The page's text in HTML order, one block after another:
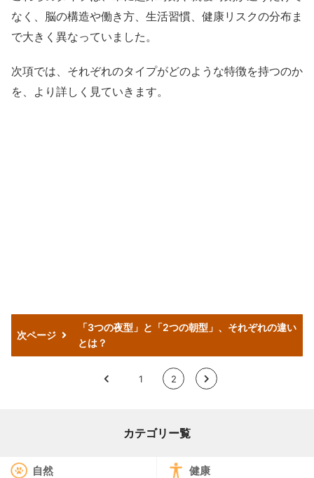
なく、脳の構造や働き方、生活習慣、健康リスクの分布ま
で大きく異なっていました。
次項では、それぞれのタイプがどのような特徴を持つのか
を、より詳しく見ていきます。
次ページ
「3つの夜型」と「2つの朝型」、それぞれの違い
とは？
< 1 2 >
カテゴリー覧
自然 健康